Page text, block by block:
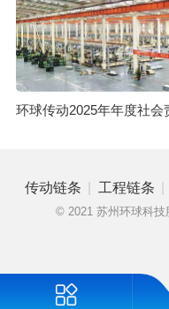
传动链条 | 工程链条 |
© 2021 苏州环球科